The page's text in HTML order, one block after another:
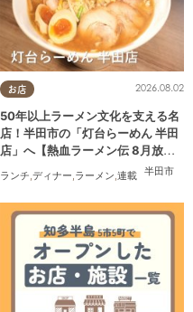
お店
半田市
2026.08.02
50年以上ラーメン文化を支える名
店！半田市の「灯台らーめん 半田
店」へ【熱血ラーメン伝 8月放
ランチ,ディナー,ラーメン,連載